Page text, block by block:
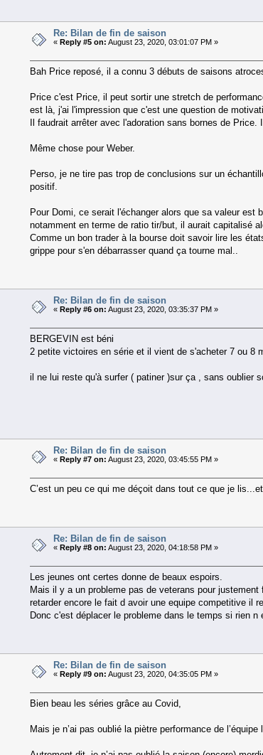
Re: Bilan de fin de saison
« Reply #5 on: August 23, 2020, 03:01:07 PM »
Bah Price reposé, il a connu 3 débuts de saisons
Price c'est Price, il peut sortir une stretch de
est là, j'ai l'impression que c'est une question de
Il faudrait arrêter avec l'adoration sans bornes de
Même chose pour Weber.
Perso, je ne tire pas trop de conclusions sur un
positif.
Pour Domi, ce serait l'échanger alors que sa valeur
notamment en terme de ratio tir/but, il aurait capitalisé
Comme un bon trader à la bourse doit savoir lire les
grippe pour s'en débarrasser quand ça tourne mal..
Re: Bilan de fin de saison
« Reply #6 on: August 23, 2020, 03:35:37 PM »
BERGEVIN est béni
2 petite victoires en série et il vient de s'acheter 7 ou 8
il ne lui reste qu'à surfer ( patiner )sur ça , sans oublier
Re: Bilan de fin de saison
« Reply #7 on: August 23, 2020, 03:45:55 PM »
C’est un peu ce qui me déçoit dans tout ce que je
Re: Bilan de fin de saison
« Reply #8 on: August 23, 2020, 04:18:58 PM »
Les jeunes ont certes donne de beaux espoirs.
Mais il y a un probleme pas de veterans pour
retarder encore le fait d avoir une equipe competitive il
Donc c'est déplacer le probleme dans le temps si rien
Re: Bilan de fin de saison
« Reply #9 on: August 23, 2020, 04:35:05 PM »
Bien beau les séries grâce au Covid,
Mais je n’ai pas oublié la piètre performance de